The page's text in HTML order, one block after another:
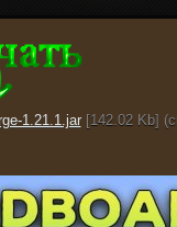
1.21.1.jar[142.02 Kb]